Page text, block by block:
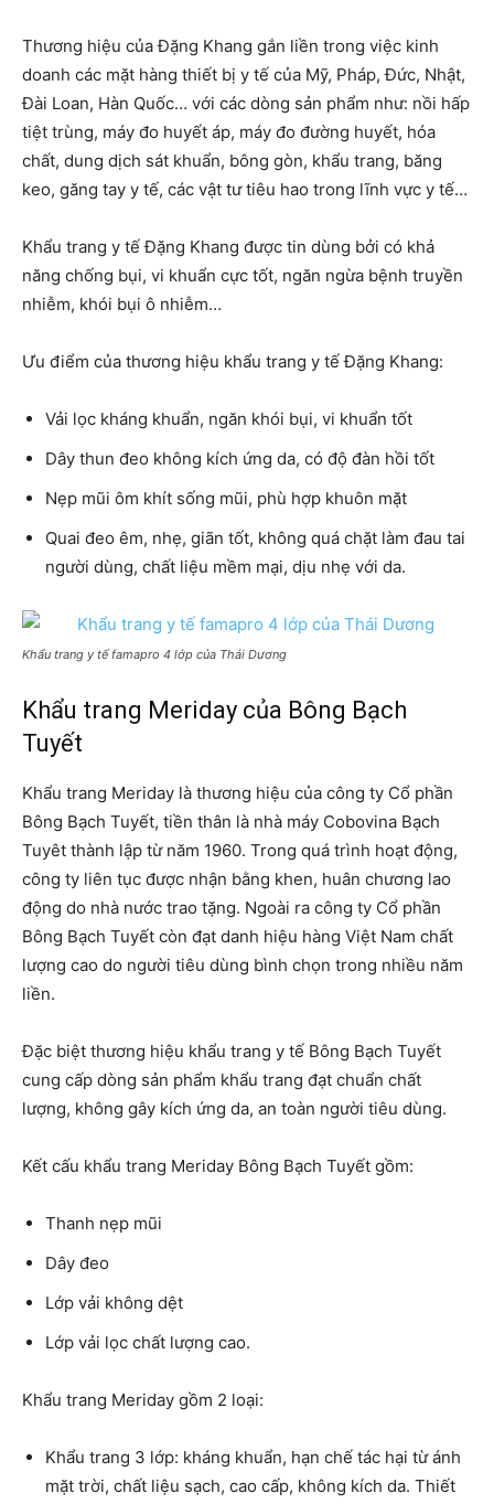
Thương hiệu của Đặng Khang gắn liền trong việc kinh
doanh các mặt hàng thiết bị y tế của Mỹ, Pháp, Đức, Nhật,
Đài Loan, Hàn Quốc… với các dòng sản phẩm như: nồi hấp
tiệt trùng, máy đo huyết áp, máy đo đường huyết, hóa
chất, dung dịch sát khuẩn, bông gòn, khẩu trang, băng
keo, găng tay y tế, các vật tư tiêu hao trong lĩnh vực y tế…
Khẩu trang y tế Đặng Khang được tin dùng bởi có khả
năng chống bụi, vi khuẩn cực tốt, ngăn ngừa bệnh truyền
nhiễm, khói bụi ô nhiễm…
Ưu điểm của thương hiệu khẩu trang y tế Đặng Khang:
Vải lọc kháng khuẩn, ngăn khói bụi, vi khuẩn tốt
Dây thun đeo không kích ứng da, có độ đàn hồi tốt
Nẹp mũi ôm khít sống mũi, phù hợp khuôn mặt
Quai đeo êm, nhẹ, giãn tốt, không quá chặt làm đau tai
người dùng, chất liệu mềm mại, dịu nhẹ với da.
Khẩu trang y tế famapro 4 lớp của Thái Dương
Khẩu trang Meriday của Bông Bạch
Tuyết
Khẩu trang Meriday là thương hiệu của công ty Cổ phần
Bông Bạch Tuyết, tiền thân là nhà máy Cobovina Bạch
Tuyêt thành lập từ năm 1960. Trong quá trình hoạt động,
công ty liên tục được nhận bằng khen, huân chương lao
động do nhà nước trao tặng. Ngoài ra công ty Cổ phần
Bông Bạch Tuyết còn đạt danh hiệu hàng Việt Nam chất
lượng cao do người tiêu dùng bình chọn trong nhiều năm
liền.
Đặc biệt thương hiệu khẩu trang y tế Bông Bạch Tuyết
cung cấp dòng sản phẩm khẩu trang đạt chuẩn chất
lượng, không gây kích ứng da, an toàn người tiêu dùng.
Kết cấu khẩu trang Meriday Bông Bạch Tuyết gồm:
Thanh nẹp mũi
Dây đeo
Lớp vải không dệt
Lớp vải lọc chất lượng cao.
Khẩu trang Meriday gồm 2 loại:
Khẩu trang 3 lớp: kháng khuẩn, hạn chế tác hại từ ánh
mặt trời, chất liệu sạch, cao cấp, không kích da. Thiết